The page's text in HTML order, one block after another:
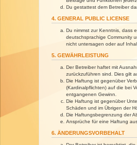
Du gestattest dem Betreiber
4. GENERAL PUBLIC LICENSE
Du nimmst zur Kenntnis, dass
deutschsprachige Community
nicht untersagen oder auf
5. GEWÄHRLEISTUNG
Der Betreiber haftet mit
zurückzuführen sind. Dies gilt
Die Haftung ist gegenüber
(Kardinalpflichten) auf die bei
entgangenen Gewinn.
Die Haftung ist gegenüber
Schäden und im Übrigen der
Die Haftungsbegrenzung der
Ansprüche für eine Haftung
6. ÄNDERUNGSVORBEHALT